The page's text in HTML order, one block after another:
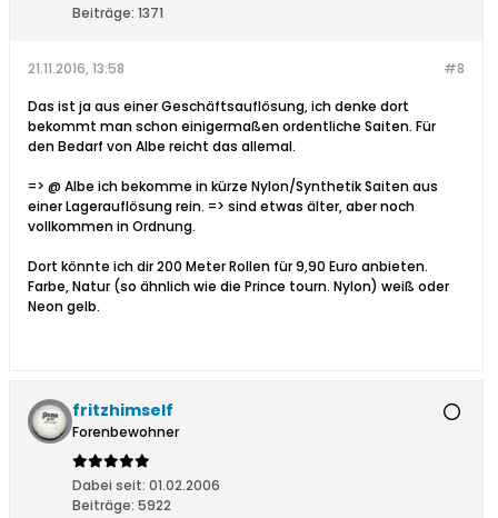
Beiträge: 1371
#8
21.11.2016, 13:58
Das ist ja aus einer Geschäftsauflösung, ich denke dort
bekommt man schon einigermaßen ordentliche Saiten. Für
den Bedarf von Albe reicht das allemal.
=> @ Albe ich bekomme in kürze Nylon/Synthetik Saiten aus
einer Lagerauflösung rein. => sind etwas älter, aber noch
vollkommen in Ordnung.
Dort könnte ich dir 200 Meter Rollen für 9,90 Euro anbieten.
Farbe, Natur (so ähnlich wie die Prince tourn. Nylon) weiß oder
Neon gelb.
fritzhimself
Forenbewohner
Dabei seit: 01.02.2006
Beiträge: 5922